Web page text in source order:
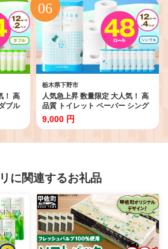
送料
！ 高
ブル
レ
肌触
い 大
栃木県下野市
人気急上昇 数量限定 大人気！ 高
品質 トイレット ペーパー シング
ル 12ロール入り 4パック ｜ トイ
レットペーパー 天然 やさしい 肌
消耗品 生活用品 雑貨 まとめ買い
9,000 円
に関連するお礼品